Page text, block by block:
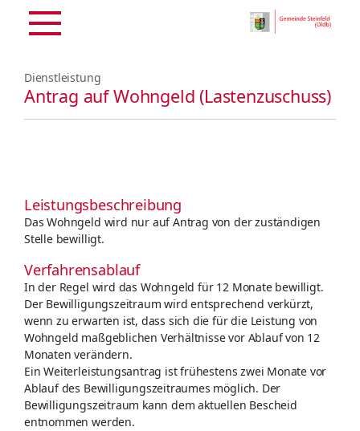
Dienstleistung
Antrag auf Wohngeld (Lastenzuschuss)
Leistungsbeschreibung
Das Wohngeld wird nur auf Antrag von der zuständigen
Stelle bewilligt.
Verfahrensablauf
In der Regel wird das Wohngeld für 12 Monate bewilligt.
Der Bewilligungszeitraum wird entsprechend verkürzt,
wenn zu erwarten ist, dass sich die für die Leistung von
Wohngeld maßgeblichen Verhältnisse vor Ablauf von 12
Monaten verändern.
Ein Weiterleistungsantrag ist frühestens zwei Monate vor
Ablauf des Bewilligungszeitraumes möglich. Der
Bewilligungszeitraum kann dem aktuellen Bescheid
entnommen werden.